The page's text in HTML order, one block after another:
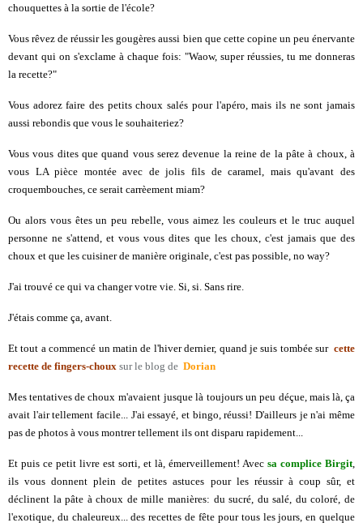
chouquettes à la sortie de l'école?
Vous rêvez de réussir les gougères aussi bien que cette copine un peu énervante
devant qui on s'exclame à chaque fois: "Waow, super réussies, tu me donneras
la recette?"
Vous adorez faire des petits choux salés pour l'apéro, mais ils ne sont jamais
aussi rebondis que vous le souhaiteriez?
Vous vous dites que quand vous serez devenue la reine de la pâte à choux, à
vous LA pièce montée avec de jolis fils de caramel, mais qu'avant des
croquembouches, ce serait carrèement miam?
Ou alors vous êtes un peu rebelle, vous aimez les couleurs et le truc auquel
personne ne s'attend, et vous vous dites que les choux, c'est jamais que des
choux et que les cuisiner de manière originale, c'est pas possible, no way?
J'ai trouvé ce qui va changer votre vie. Si, si. Sans rire.
J'étais comme ça, avant.
Et tout a commencé un matin de l'hiver dernier, quand je suis tombée sur cette
recette de fingers-choux sur le blog de Dorian
Mes tentatives de choux m'avaient jusque là toujours un peu déçue, mais là, ça
avait l'air tellement facile... J'ai essayé, et bingo, réussi! D'ailleurs je n'ai même
pas de photos à vous montrer tellement ils ont disparu rapidement...
Et puis ce petit livre est sorti, et là, émerveillement! Avec sa complice Birgit
ils vous donnent plein de petites astuces pour les réussir à coup sûr, et
déclinent la pâte à choux de mille manières: du sucré, du salé, du coloré, de
l'exotique, du chaleureux... des recettes de fête pour tous les jours, en quelque